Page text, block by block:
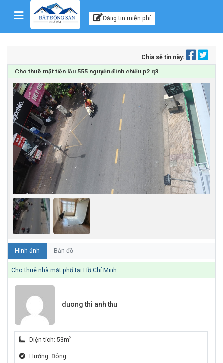
Skip to content Kênh thông tin, tư vấn
Đăng tin miễn phí
Chia sẻ tin này:
Cho thuê mặt tiền lầu 555 nguyễn đình chiểu p2 q3.
Hình ảnh Bản đồ
Cho thuê nhà mặt phố tại Hồ Chí Minh
duong thi anh thu
Diện tích: 53m2
Hướng: Đông